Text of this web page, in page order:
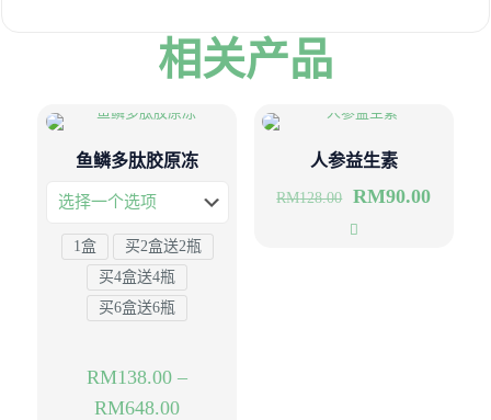
相关产品
鱼鳞多肽胶原冻
1盒
买2盒送2瓶
买4盒送4瓶
买6盒送6瓶
RM138.00 –
RM648.00
人参益生素
RM128.00 RM90.00